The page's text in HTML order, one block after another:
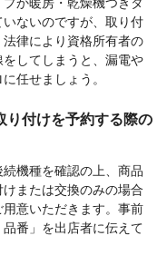
ないのですが、取り付
律により資格所有者の
してしまうと、漏電や
任せましょう。
り付けを予約する際の
機種を確認の上、商品
または交換のみの場合
意いただきます。事前
番」を出店者に伝えて